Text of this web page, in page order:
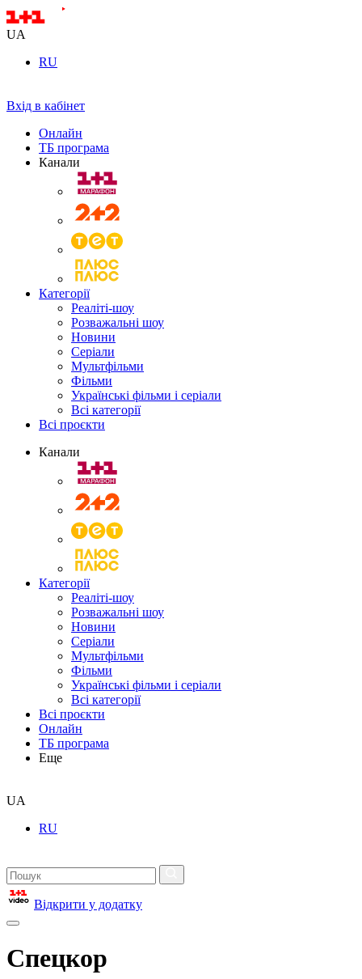
UA
RU
Вхід в кабінет
Онлайн
ТБ програма
Канали
Категорії
Реаліті-шоу
Розважальні шоу
Новини
Серіали
Мультфільми
Фільми
Українські фільми і серіали
Всі категорії
Всі проєкти
Канали
Категорії
Реаліті-шоу
Розважальні шоу
Новини
Серіали
Мультфільми
Фільми
Українські фільми і серіали
Всі категорії
Всі проєкти
Онлайн
ТБ програма
Еще
UA
RU
Відкрити у додатку
Спецкор